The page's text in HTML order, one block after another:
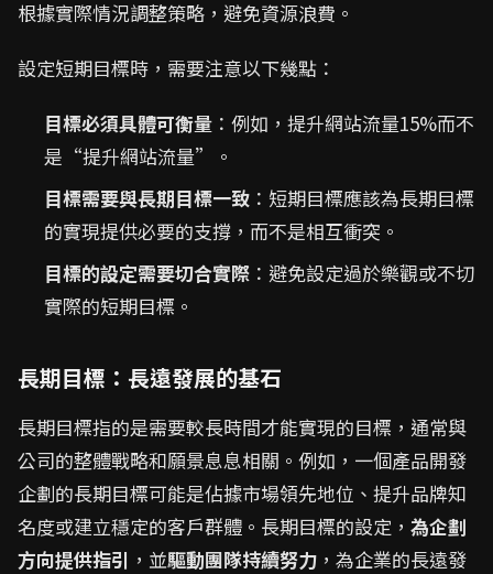
根據實際情況調整策略，避免資源浪費。
設定短期目標時，需要注意以下幾點：
目標必須具體可衡量 ：例如，提升網站流量15%而不
是“提升網站流量”。
目標需要與長期目標一致 ：短期目標應該為長期目標
的實現提供必要的支撐，而不是相互衝突。
目標的設定需要切合實際 ：避免設定過於樂觀或不切
實際的短期目標。
長期目標：長遠發展的基石
長期目標指的是需要較長時間才能實現的目標，通常與
公司的整體戰略和願景息息相關。例如，一個產品開發
企劃的長期目標可能是佔據市場領先地位、提升品牌知
名度或建立穩定的客戶群體。長期目標的設定， 為企劃
方向提供指引 ，並驅動團隊持續努力 ，為企業的長遠發